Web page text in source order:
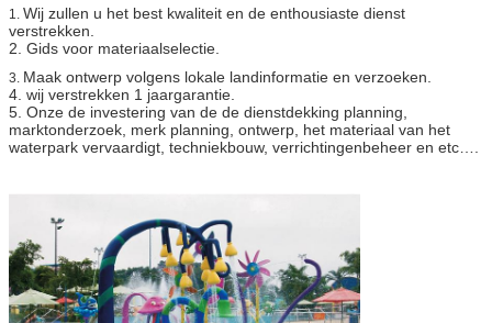
1. Wij zullen u het best kwaliteit en de enthousiaste dienst
verstrekken.
2. Gids voor materiaalselectie.
3. Maak ontwerp volgens lokale landinformatie en verzoeken.
4. wij verstrekken 1 jaargarantie.
5. Onze de investering van de de dienstdekking planning,
marktonderzoek, merk planning, ontwerp, het materiaal van het
waterpark vervaardigt, techniekbouw, verrichtingenbeheer en etc….